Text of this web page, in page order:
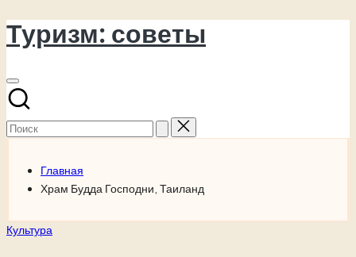
Перейти
к
Туризм: советы
Поиск
для:
Главная
Храм Будда Господни, Таиланд
Опубликовано
Культура